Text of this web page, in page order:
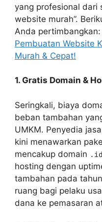
yang profesional dari
website murah”.
Anda pertimbangkan:
Pembuatan Website
Murah & Cepat!
1. Gratis Domain &
Seringkali, biaya
beban tambahan
UMKM. Penyedia
kini menawarkan
mencakup domain .id
hosting dengan
tambahan pada
ruang bagi pelaku
dana ke pemasaran